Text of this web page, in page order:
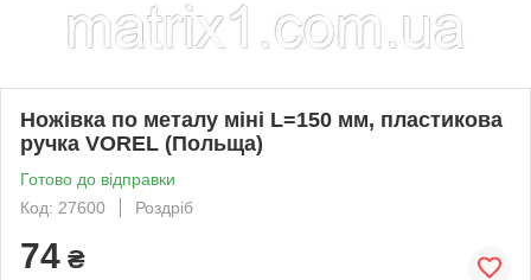
Ножівка по металу міні L=150 мм, пластикова
ручка VOREL (Польща)
Готово до відправки
Код: 27600
Роздріб
74 ₴